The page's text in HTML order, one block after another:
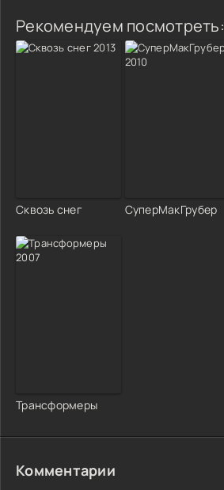
Рекомендуем посмотреть:
Сквозь снег СуперМакГрубер
Трансформеры
Комментарии